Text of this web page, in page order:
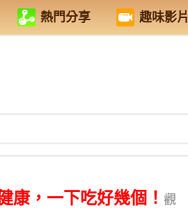
熱門分享 趣味影片
康，一下吃好幾個！ 觀